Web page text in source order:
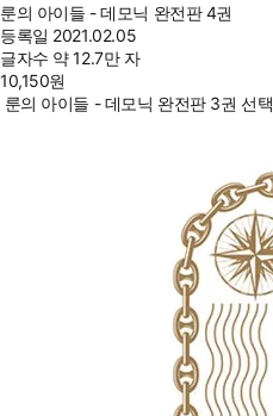
룬의 아이들 - 데모닉 완전판 4권
등록일 2021.02.05
글자수 약 12.7만 자
10,150원
룬의 아이들 - 데모닉 완전판 3권 선택